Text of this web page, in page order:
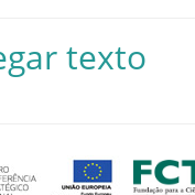
texto